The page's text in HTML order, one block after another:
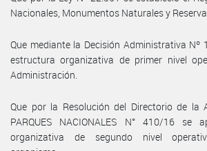
Nacionales, Monumentos Naturales y
Que mediante la Decisión Administrativa
estructura organizativa de primer nivel
Administración.
Que por la Resolución del Directorio de la
PARQUES NACIONALES N° 410/16 se
organizativa de segundo nivel